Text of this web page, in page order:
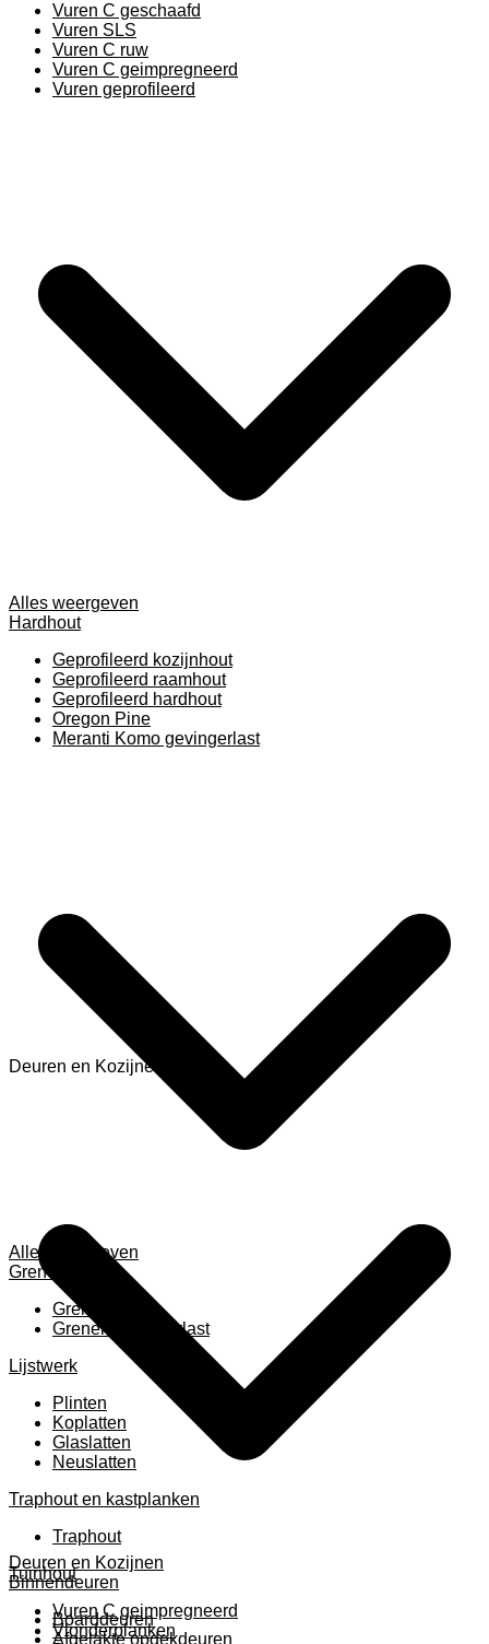
Vuren C geschaafd
Vuren SLS
Vuren C ruw
Vuren C geimpregneerd
Vuren geprofileerd
Alles weergeven
Hardhout
Geprofileerd kozijnhout
Geprofileerd raamhout
Geprofileerd hardhout
Oregon Pine
Meranti Komo gevingerlast
Alles weergeven
Grenen
Grenen B ruw
Grenen gevingerlast
Lijstwerk
Plinten
Koplatten
Glaslatten
Neuslatten
Traphout en kastplanken
Traphout
Tuinhout
Vuren C geimpregneerd
Vlonderplanken
Deuren en Kozijnen
Deuren en Kozijnen
Binnendeuren
Boarddeuren
Afgelakte opdekdeuren